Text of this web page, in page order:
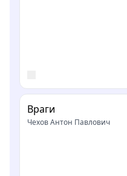
Враги
Чехов Антон Павлович